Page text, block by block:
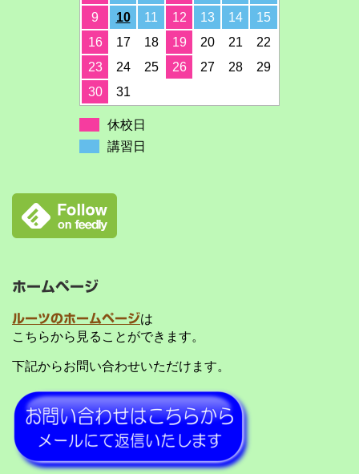
9
10 11 12 13 14
15
16
17 18 19 20 21
22
23
24 25 26 27 28
29
30
31
休校日
講習日
ホームページ
ルーツのホームページは
こちらから見ることができます。
下記からお問い合わせいただけます。